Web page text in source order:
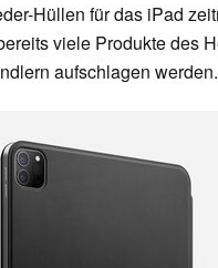
Hüllen für das iPad
viele Produkte des
aufschlagen werden.